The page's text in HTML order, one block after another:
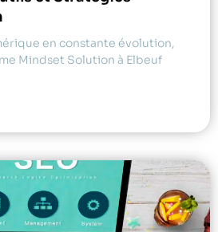
en constante évolution,
Mindset Solution à Elbeuf